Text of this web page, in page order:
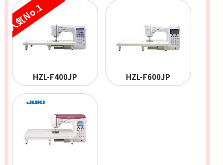
HZL-F400JP
人気No.1
HZL-F600JP